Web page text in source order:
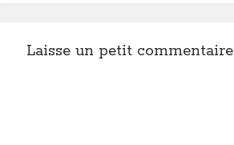
Laisse un petit commentaire